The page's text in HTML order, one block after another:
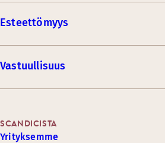
Esteettömyys
Vastuullisuus
SCANDICISTA
Yrityksemme